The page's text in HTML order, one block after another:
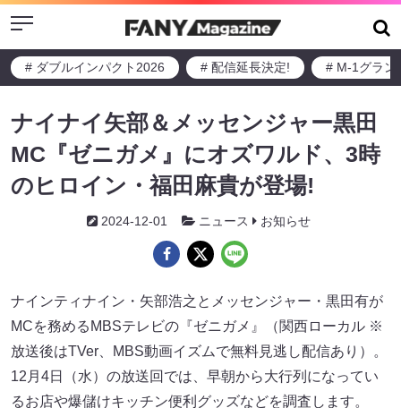
Menu
# ダブルインパクト2026 # 配信延長決定! # M-1グラン
ナイナイ矢部＆メッセンジャー黒田
MC『ゼニガメ』にオズワルド、3時
のヒロイン・福田麻貴が登場!
2024-12-01 ニュース お知らせ
ナインティナイン・矢部浩之とメッセンジャー・黒田有が
MCを務めるMBSテレビの『ゼニガメ』（関西ローカル ※
放送後はTVer、MBS動画イズムで無料見逃し配信あり）。
12月4日（水）の放送回では、早朝から大行列になってい
るお店や爆儲けキッチン便利グッズなどを調査します。